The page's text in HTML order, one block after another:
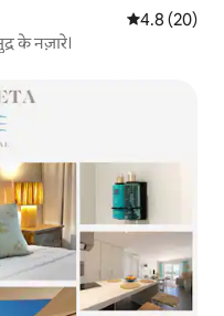
औसत रेटिंग 5 में
4.8 (20)
के नज़ारे।